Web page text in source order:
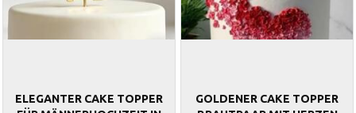
ELEGANTER CAKE TOPPER
GOLDENER CAKE TOPPER